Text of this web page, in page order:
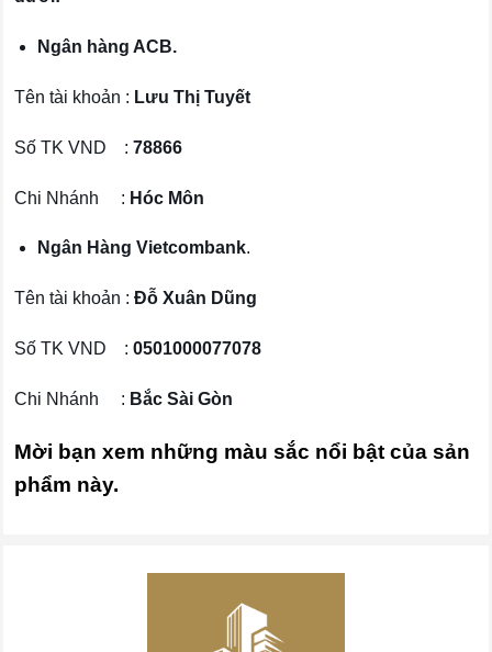
Ngân hàng ACB.
Tên tài khoản : Lưu Thị Tuyết
Số TK VND : 78866
Chi Nhánh : Hóc Môn
Ngân Hàng Vietcombank.
Tên tài khoản : Đỗ Xuân Dũng
Số TK VND : 0501000077078
Chi Nhánh : Bắc Sài Gòn
Mời bạn xem những màu sắc nổi bật của sản
phẩm này.